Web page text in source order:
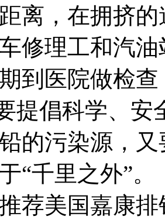
离，在拥挤
修理工和汽
到医院做检
提倡科学、安
的污染源，
“千里之外”。
荐美国嘉康